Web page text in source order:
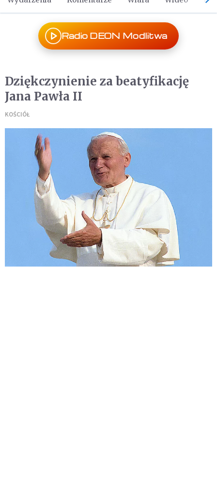
Radio DEON Modlitwa
Dziękczynienie za beatyfikację
Jana Pawła II
KOŚCIÓŁ